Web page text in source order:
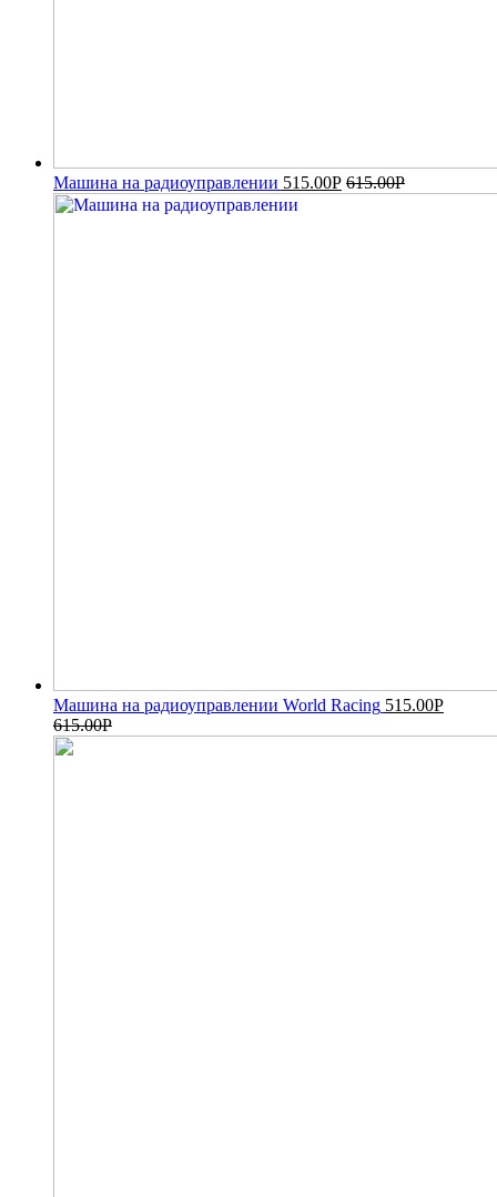
Машина на радиоуправлении 515.00Р 615.00Р
Машина на радиоуправлении World Racing 515.00Р
615.00Р